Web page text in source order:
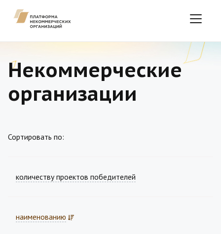
Некоммерческие
организации
Сортировать по:
количеству проектов победителей
наименованию